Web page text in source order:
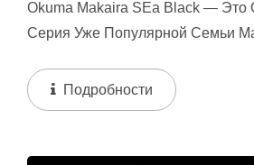
Okuma Makaira SEa Black — Это
Серия Уже Популярной Семьи
Подробности